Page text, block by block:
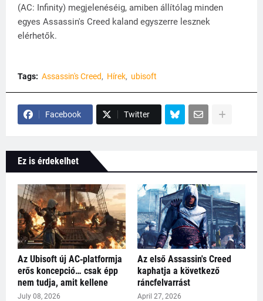
(AC: Infinity) megjelenéséig, amiben állítólag minden
egyes Assassin's Creed kaland egyszerre lesznek
elérhetők.
Tags: Assassin's Creed Hírek ubisoft
Facebook Twitter
Ez is érdekelhet
Az Ubisoft új AC‑platformja
erős koncepció… csak épp
nem tudja, amit kellene
July 08, 2026
Az első Assassin's Creed
kaphatja a következő
ráncfelvarrást
April 27, 2026